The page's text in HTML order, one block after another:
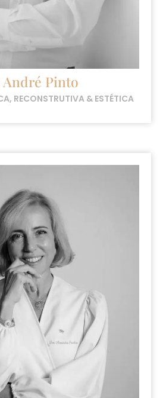
André Pinto
RECONSTRUTIVA & ESTÉTICA